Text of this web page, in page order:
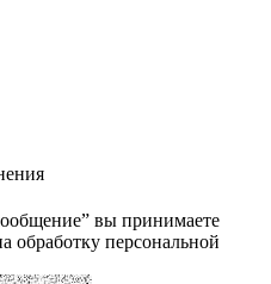
вы принимаете
обработку персональной